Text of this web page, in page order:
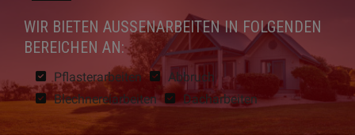
WIR BIETEN AUSSENARBEITEN IN FOLGENDEN B
EREICHEN AN:
Pflasterarbeiten
Abbruch
Blechnereiarbeiten
Dacharbeiten